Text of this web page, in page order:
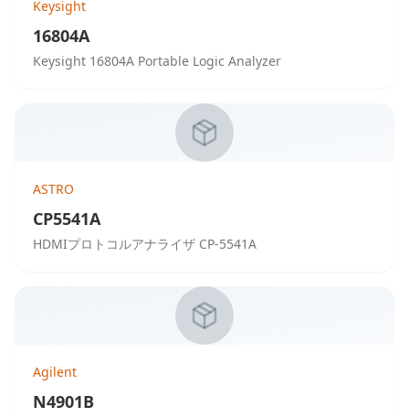
Keysight
16804A
Keysight 16804A Portable Logic Analyzer
ASTRO
CP5541A
HDMIプロトコルアナライザ CP-5541A
Agilent
N4901B